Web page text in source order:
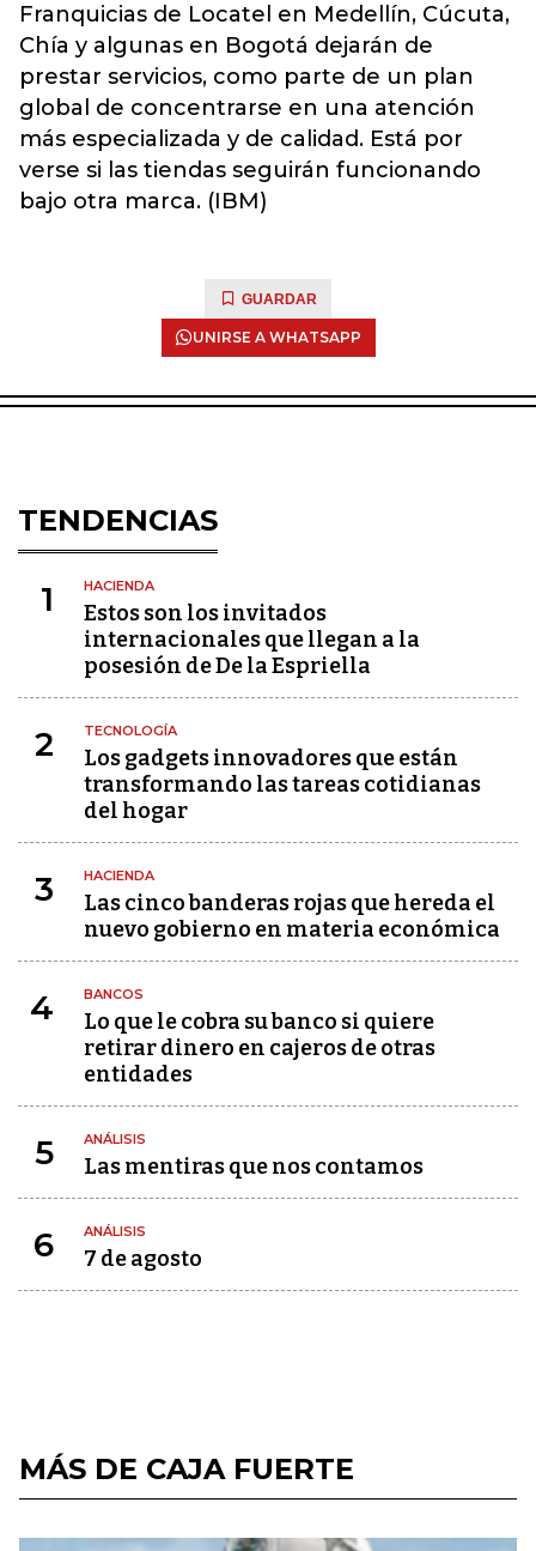
Franquicias de Locatel en Medellín, Cúcuta,
Chía y algunas en Bogotá dejarán de
prestar servicios, como parte de un plan
global de concentrarse en una atención
más especializada y de calidad. Está por
verse si las tiendas seguirán funcionando
bajo otra marca. (IBM)
GUARDAR
UNIRSE A WHATSAPP
TENDENCIAS
1 HACIENDA
Estos son los invitados
internacionales que llegan a la
posesión de De la Espriella
2 TECNOLOGÍA
Los gadgets innovadores que están
transformando las tareas cotidianas
del hogar
3 HACIENDA
Las cinco banderas rojas que hereda el
nuevo gobierno en materia económica
4 BANCOS
Lo que le cobra su banco si quiere
retirar dinero en cajeros de otras
entidades
5 ANÁLISIS
Las mentiras que nos contamos
6 ANÁLISIS
7 de agosto
MÁS DE CAJA FUERTE